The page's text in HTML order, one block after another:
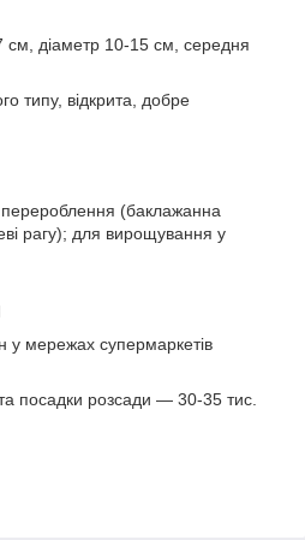
діаметр 10-15 см, середня
типу, відкрита, добре
перероблення (баклажанна
рагу); для вирощування у
у мережах супермаркетів
посадки розсади — 30-35 тис.